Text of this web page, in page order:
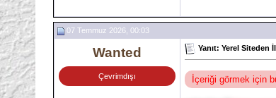
07 Temmuz 2026, 00:03
Wanted
Çevrimdışı
Yanıt: Yerel Siteden
İçeriği görmek için